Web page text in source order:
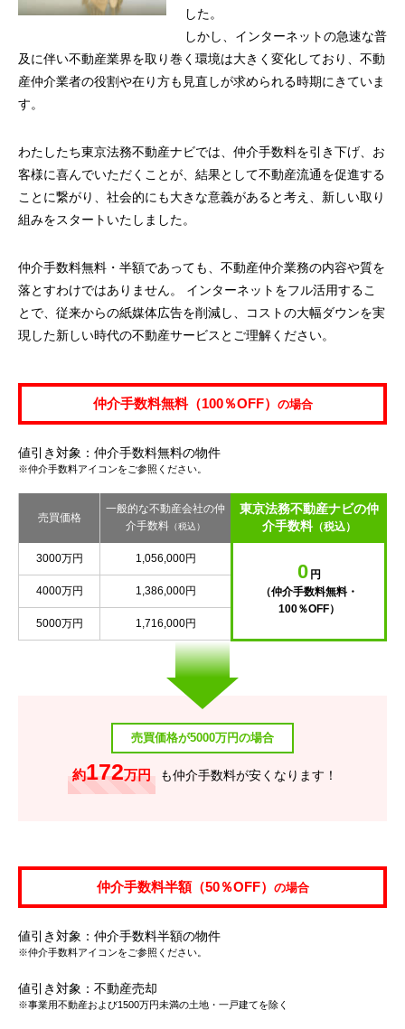
した。
しかし、インターネットの急速な普
及に伴い不動産業界を取り巻く環境は大きく変化しており、不動
産仲介業者の役割や在り方も見直しが求められる時期にきていま
す。
わたしたち東京法務不動産ナビでは、仲介手数料を引き下げ、お
客様に喜んでいただくことが、結果として不動産流通を促進する
ことに繋がり、社会的にも大きな意義があると考え、新しい取り
組みをスタートいたしました。
仲介手数料無料・半額であっても、不動産仲介業務の内容や質を
落とすわけではありません。 インターネットをフル活用するこ
とで、従来からの紙媒体広告を削減し、コストの大幅ダウンを実
現した新しい時代の不動産サービスとご理解ください。
仲介手数料無料（100％OFF） の場合
値引き対象：仲介手数料無料の物件
※仲介手数料アイコンをご参照ください。
売買価格
一般的な不動産会社の仲
介手数料 （税込）
東京法務不動産ナビの仲
介手数料（税込）
3000万円 1,056,000円
0 円
（仲介手数料無料・
100％OFF）
4000万円 1,386,000円
5000万円 1,716,000円
売買価格が5000万円の場合
約172万円 も仲介手数料が安くなります！
仲介手数料半額（50％OFF） の場合
値引き対象：仲介手数料半額の物件
※仲介手数料アイコンをご参照ください。
値引き対象：不動産売却
※事業用不動産および1500万円未満の土地・一戸建てを除く